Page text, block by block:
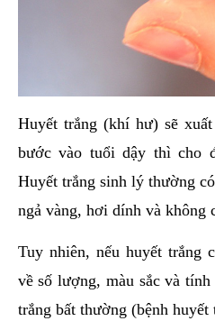
Huyết trắng (khí hư) sẽ
bước vào tuổi dậy thì cho
Huyết trắng sinh lý thường
ngả vàng, hơi dính và không
Tuy nhiên, nếu huyết trắng
về số lượng, màu sắc và
trắng bất thường (bệnh huyết